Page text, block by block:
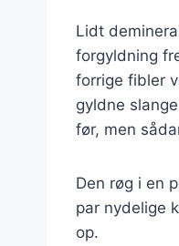
Lidt
forgyldning
forrige fibler
gyldne
før, men
Den røg i en
par nydelige
op.